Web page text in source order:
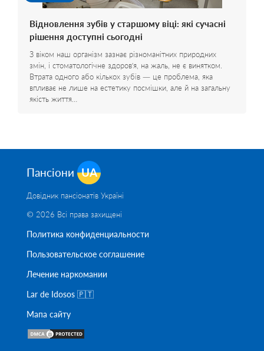
Відновлення зубів у старшому віці: які сучасні
рішення доступні сьогодні
З віком наш організм зазнає різноманітних природних
змін, і стоматологічне здоров’я, на жаль, не є винятком.
Втрата одного або кількох зубів — це проблема, яка
впливає не лише на естетику посмішки, але й на загальну
якість життя…
Пансіони UA
Довідник пансіонатів Україні
© 2026 Всі права захищені
Политика конфиденциальности
Пользовательское соглашение
Лечение наркомании
Lar de Idosos 🇵🇹
Мапа сайту